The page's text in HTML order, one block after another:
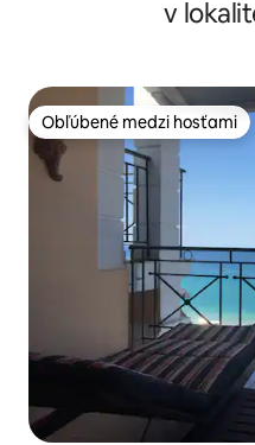
v
Obľúbené medzi hosťami
Obľúbené medzi hosťami